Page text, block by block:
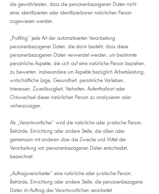
die gewährleisten, dass die personenbezogenen Daten nicht
einer identifizierten oder identifizierbaren natürlichen Person
zugewiesen werden.
„Profiling“ jede Art der automatisierten Verarbeitung
personenbezogener Daten, die darin besteht, dass diese
personenbezogenen Daten verwendet werden, um bestimmte
persönliche Aspekte, die sich auf eine natürliche Person beziehen,
zu bewerten, insbesondere um Aspekte bezüglich Arbeitsleistung,
wirtschaftliche Lage, Gesundheit, persönliche Vorlieben,
Interessen, Zuverlässigkeit, Verhalten, Aufenthaltsort oder
Ortswechsel dieser natürlichen Person zu analysieren oder
vorherzusagen.
Als „Verantwortlicher“ wird die natürliche oder juristische Person,
Behörde, Einrichtung oder andere Stelle, die allein oder
gemeinsam mit anderen über die Zwecke und Mittel der
Verarbeitung von personenbezogenen Daten entscheidet,
bezeichnet.
„Auftragsverarbeiter“ eine natürliche oder juristische Person,
Behörde, Einrichtung oder andere Stelle, die personenbezogene
Daten im Auftrag des Verantwortlichen verarbeitet.